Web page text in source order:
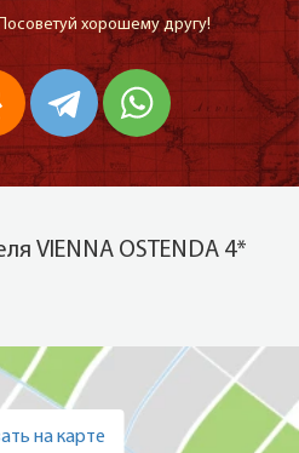
хорошему другу!
VIENNA OSTENDA 4*
на карте